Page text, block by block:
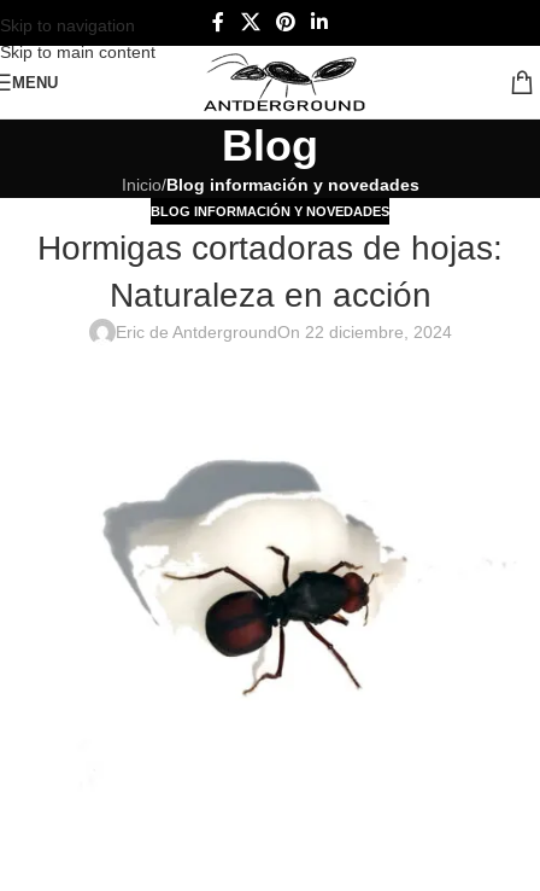
Skip to navigation
Skip to main content
MENU
Blog
Inicio/Blog información y novedades
BLOG INFORMACIÓN Y NOVEDADES
Hormigas cortadoras de hojas:
Naturaleza en acción
Eric de AntdergroundOn 22 diciembre, 2024